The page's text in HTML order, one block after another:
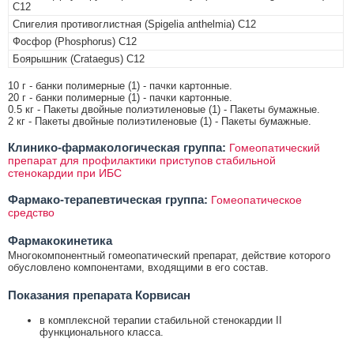
C12
Спигелия противоглистная (Spigelia anthelmia) C12
Фосфор (Phosphorus) C12
Боярышник (Crataegus) C12
10 г - банки полимерные (1) - пачки картонные.
20 г - банки полимерные (1) - пачки картонные.
0.5 кг - Пакеты двойные полиэтиленовые (1) - Пакеты бумажные.
2 кг - Пакеты двойные полиэтиленовые (1) - Пакеты бумажные.
Клинико-фармакологическая группа: Гомеопатический
препарат для профилактики приступов стабильной
стенокардии при ИБС
Фармако-терапевтическая группа: Гомеопатическое
средство
Фармакокинетика
Многокомпонентный гомеопатический препарат, действие которого
обусловлено компонентами, входящими в его состав.
Показания препарата Корвисан
в комплексной терапии стабильной стенокардии II
функционального класса.